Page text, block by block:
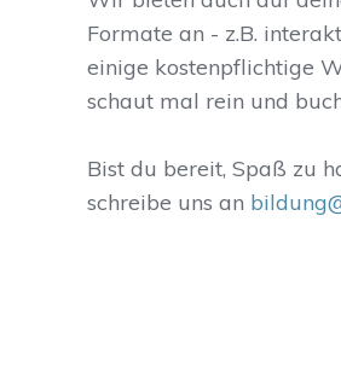
Formate an - z.B.
einige kostenpflichtige
schaut mal rein und
Bist du bereit, Spaß zu
schreibe uns an